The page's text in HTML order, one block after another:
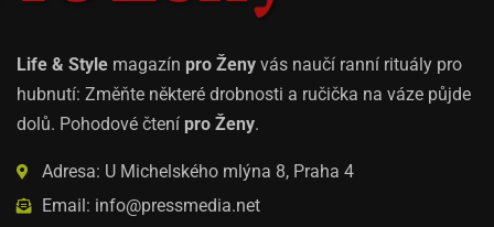
Life & Style magazín pro Ženy vás naučí ranní rituály pro
hubnutí: Změňte některé drobnosti a ručička na váze půjde
dolů. Pohodové čtení pro Ženy.
Adresa: U Michelského mlýna 8, Praha 4
Email: info@pressmedia.net